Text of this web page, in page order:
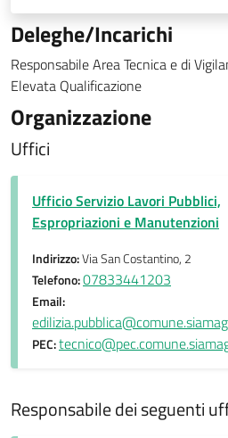
Deleghe/Incarichi
Responsabile Area Tecnica e di
Elevata Qualificazione
Organizzazione
Uffici
Ufficio Servizio Lavori Pubblici,
Espropriazioni e Manutenzioni
Indirizzo:Via San Costantino, 2
Telefono:07833441203
Email:
PEC:
Responsabile dei seguenti